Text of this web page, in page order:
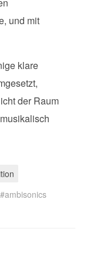
und mit
klare
der Raum
ambisonics